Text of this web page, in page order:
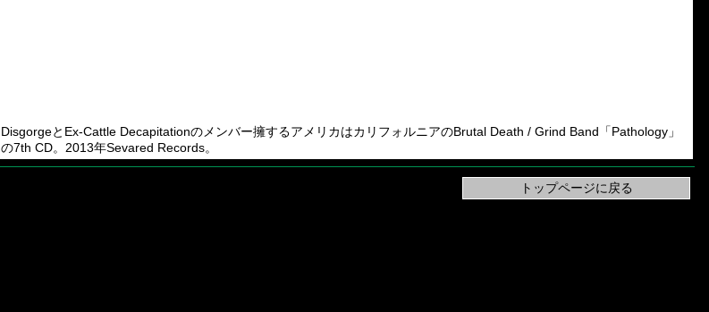
DisgorgeとEx-Cattle Decapitationのメンバー擁するアメリカはカリフォルニアのBrutal Death / Grind Band「Pathology」
の7th CD。2013年Sevared Records。